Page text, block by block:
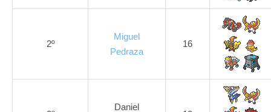
2º
Miguel
Pedraza
16
Daniel